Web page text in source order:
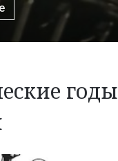
годы